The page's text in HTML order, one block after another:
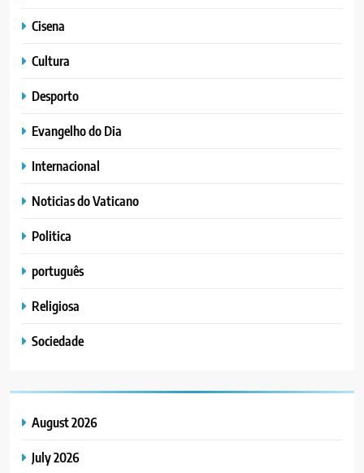
Cisena
Cultura
Desporto
Evangelho do Dia
Internacional
Noticias do Vaticano
Politica
português
Religiosa
Sociedade
August 2026
July 2026